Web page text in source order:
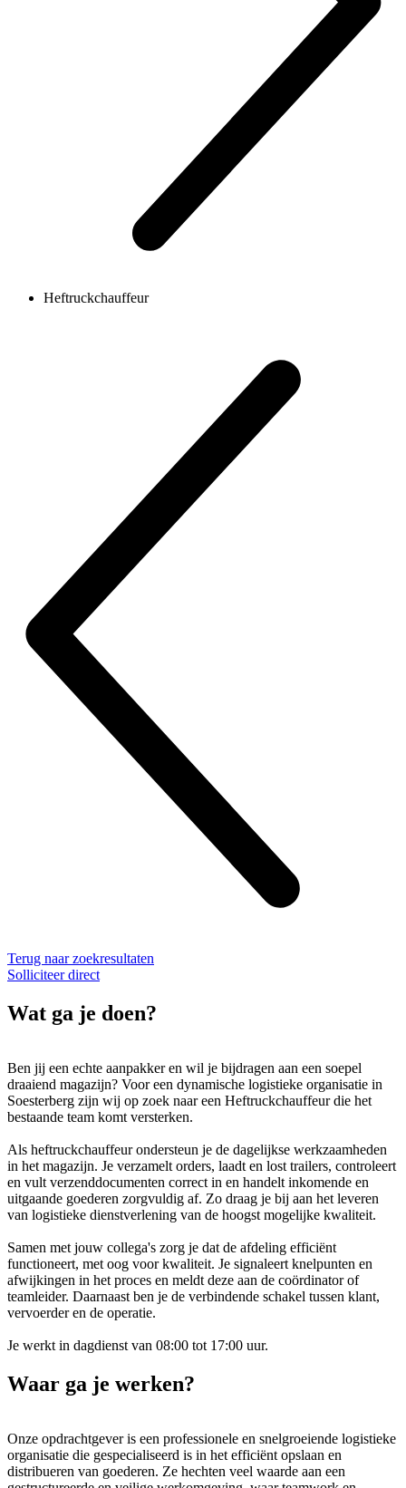
Heftruckchauffeur
Terug naar zoekresultaten
Solliciteer direct
Wat ga je doen?
Ben jij een echte aanpakker en wil je bijdragen aan een soepel
draaiend magazijn? Voor een dynamische logistieke organisatie in
Soesterberg zijn wij op zoek naar een Heftruckchauffeur die het
bestaande team komt versterken.
Als heftruckchauffeur ondersteun je de dagelijkse werkzaamheden
in het magazijn. Je verzamelt orders, laadt en lost trailers, controleert
en vult verzenddocumenten correct in en handelt inkomende en
uitgaande goederen zorgvuldig af. Zo draag je bij aan het leveren
van logistieke dienstverlening van de hoogst mogelijke kwaliteit.
Samen met jouw collega's zorg je dat de afdeling efficiënt
functioneert, met oog voor kwaliteit. Je signaleert knelpunten en
afwijkingen in het proces en meldt deze aan de coördinator of
teamleider. Daarnaast ben je de verbindende schakel tussen klant,
vervoerder en de operatie.
Je werkt in dagdienst van 08:00 tot 17:00 uur.
Waar ga je werken?
Onze opdrachtgever is een professionele en snelgroeiende logistieke
organisatie die gespecialiseerd is in het efficiënt opslaan en
distribueren van goederen. Ze hechten veel waarde aan een